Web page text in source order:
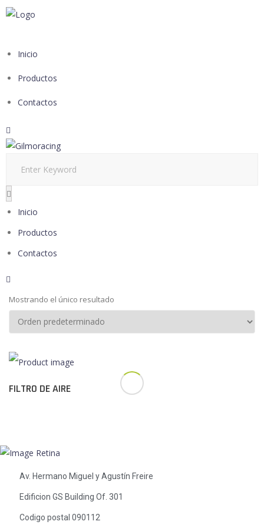
Inicio
Productos
Contactos
Inicio
Productos
Contactos
Mostrando el único resultado
FILTRO DE AIRE
Av. Hermano Miguel y Agustín Freire
Edificion GS Building Of. 301
Codigo postal 090112